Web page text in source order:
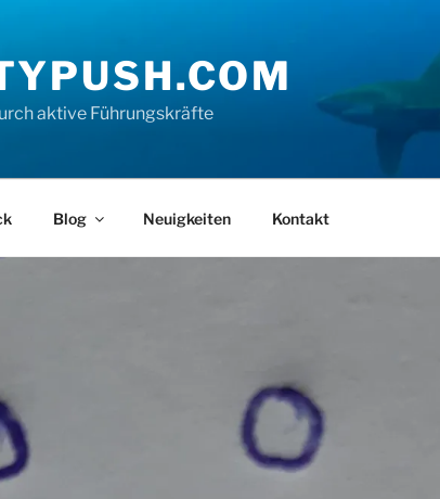
aktive Führungskräfte
Blog Neuigkeiten Kontakt